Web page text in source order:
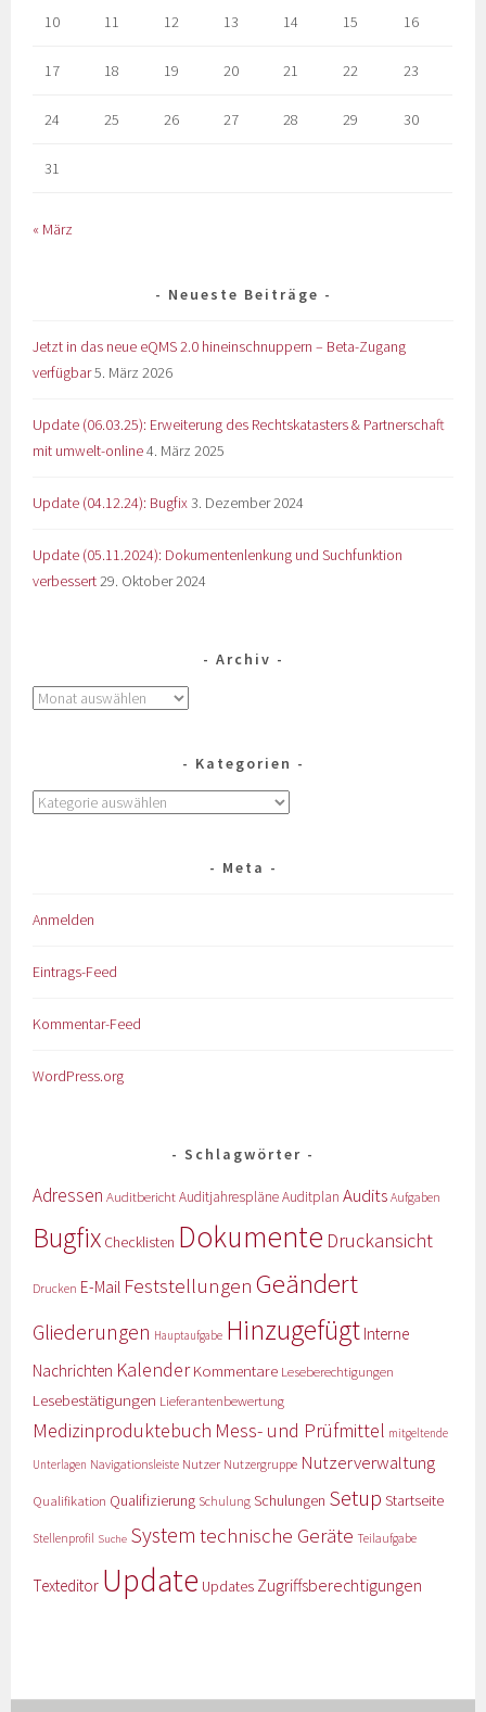
10 11 12 13 14 15 16
17 18 19 20 21 22 23
24 25 26 27 28 29 30
31
« März
Neueste Beiträge
Jetzt in das neue eQMS 2.0 hineinschnuppern – Beta-Zugang
verfügbar5. März 2026
Update (06.03.25): Erweiterung des Rechtskatasters & Partnerschaft
mit umwelt-online4. März 2025
Update (04.12.24): Bugfix3. Dezember 2024
Update (05.11.2024): Dokumentenlenkung und Suchfunktion
verbessert29. Oktober 2024
Archiv
Kategorien
Meta
Anmelden
Eintrags-Feed
Kommentar-Feed
WordPress.org
Schlagwörter
Adressen AuditberichtAuditjahrespläneAuditplan Audits Aufgaben
Bugfix Checklisten Dokumente Druckansicht
Drucken E-Mail Feststellungen Geändert
Gliederungen Hauptaufgabe Hinzugefügt Interne
Nachrichten KalenderKommentare Leseberechtigungen
Lesebestätigungen Lieferantenbewertung
Medizinproduktebuch Mess- und Prüfmittel mitgeltende
Unterlagen Navigationsleiste Nutzer Nutzergruppe Nutzerverwaltung
Qualifikation Qualifizierung Schulung Schulungen Setup Startseite
Stellenprofil Suche System technische Geräte Teilaufgabe
Texteditor Update Updates Zugriffsberechtigungen